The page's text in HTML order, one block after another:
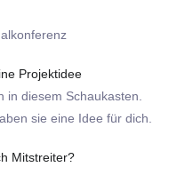
Projektidee
in diesem Schaukasten.
sie eine Idee für dich.
Mitstreiter?